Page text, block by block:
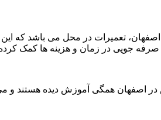
اصفهان، تعمیرات در محل می باشد
جویی در زمان و هزینه ها کمک
در اصفهان همگی آموزش دیده هستند و